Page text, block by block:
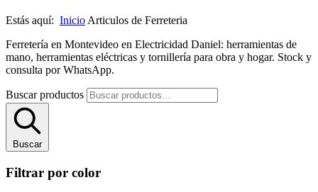
Estás aquí: Inicio Articulos de Ferreteria
Ferretería en Montevideo en Electricidad Daniel: herramientas de
mano, herramientas eléctricas y tornillería para obra y hogar. Stock y
consulta por WhatsApp.
Buscar productos
Buscar
Filtrar por color